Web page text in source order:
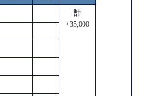
計
+35,000